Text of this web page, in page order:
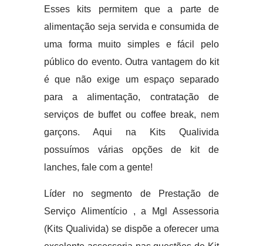
Esses kits permitem que a parte de
alimentação seja servida e consumida de
uma forma muito simples e fácil pelo
público do evento. Outra vantagem do kit
é que não exige um espaço separado
para a alimentação, contratação de
serviços de buffet ou coffee break, nem
garçons. Aqui na Kits Qualivida
possuímos várias opções de kit de
lanches, fale com a gente!
Líder no segmento de Prestação de
Serviço Alimentício , a Mgl Assessoria
(Kits Qualivida) se dispõe a oferecer uma